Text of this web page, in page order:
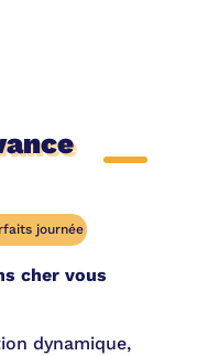
journée
cher vous
dynamique,